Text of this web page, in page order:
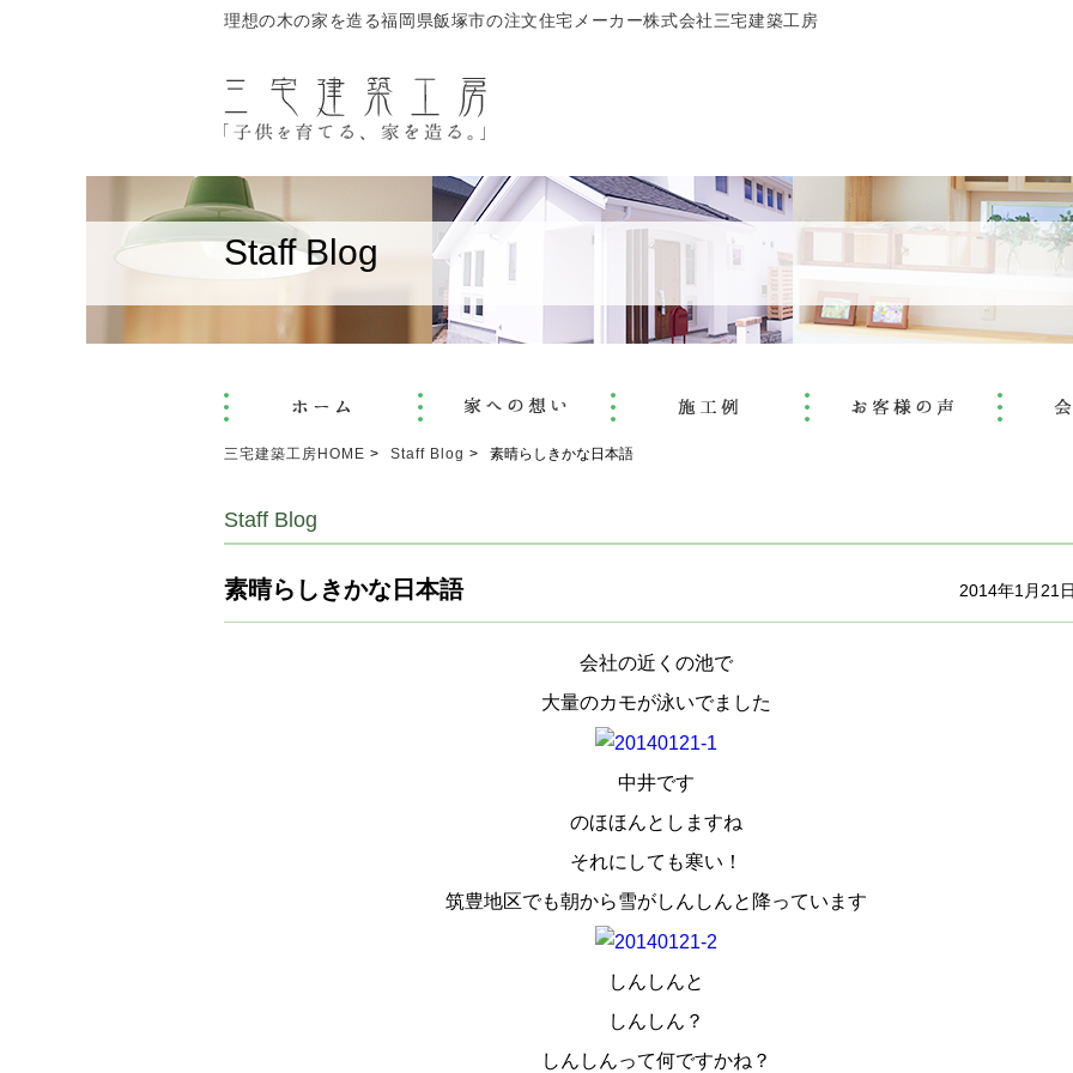
理想の木の家を造る福岡県飯塚市の注文住宅メーカー株式会社三宅建築工房
Staff Blog
三宅建築工房HOME Staff Blog 素晴らしきかな日本語
Staff Blog
素晴らしきかな日本語 2014年1月21
会社の近くの池で
大量のカモが泳いでました
中井です
のほほんとしますね
それにしても寒い！
筑豊地区でも朝から雪がしんしんと降っています
しんしんと
しんしん？
しんしんって何ですかね？